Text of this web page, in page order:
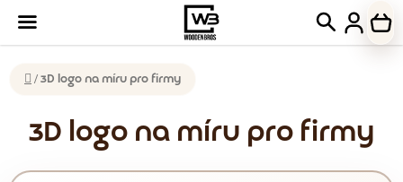
obsah
Hledat
Domů
/ 3D logo na míru pro firmy
3D logo na míru pro firmy